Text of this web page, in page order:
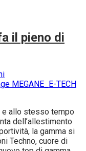
il pieno di
e allo stesso tempo
dell’allestimento
la gamma si
Techno, cuore di